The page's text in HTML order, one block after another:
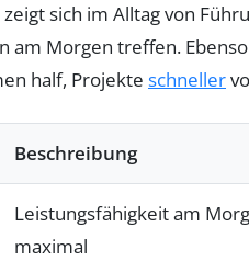
sich im Alltag von
am Morgen treffen.
half, Projekte schneller
Beschreibung
Leistungsfähigkeit am
maximal